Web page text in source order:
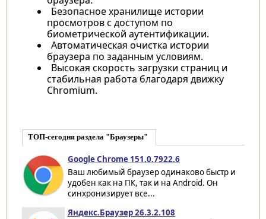
Безопасное хранилище истории
просмотров с доступом по
биометрической аутентификации.
Автоматическая очистка истории
браузера по заданным условиям.
Высокая скорость загрузки страниц и
стабильная работа благодаря движку
Chromium.​
ТОП-сегодня раздела "Браузеры"
Google Chrome 151.0.7922.6
Ваш любимый браузер одинаково быстр и
удобен как на ПК, так и на Android. Он
синхронизирует все...
Яндекс.Браузер 26.3.2.108